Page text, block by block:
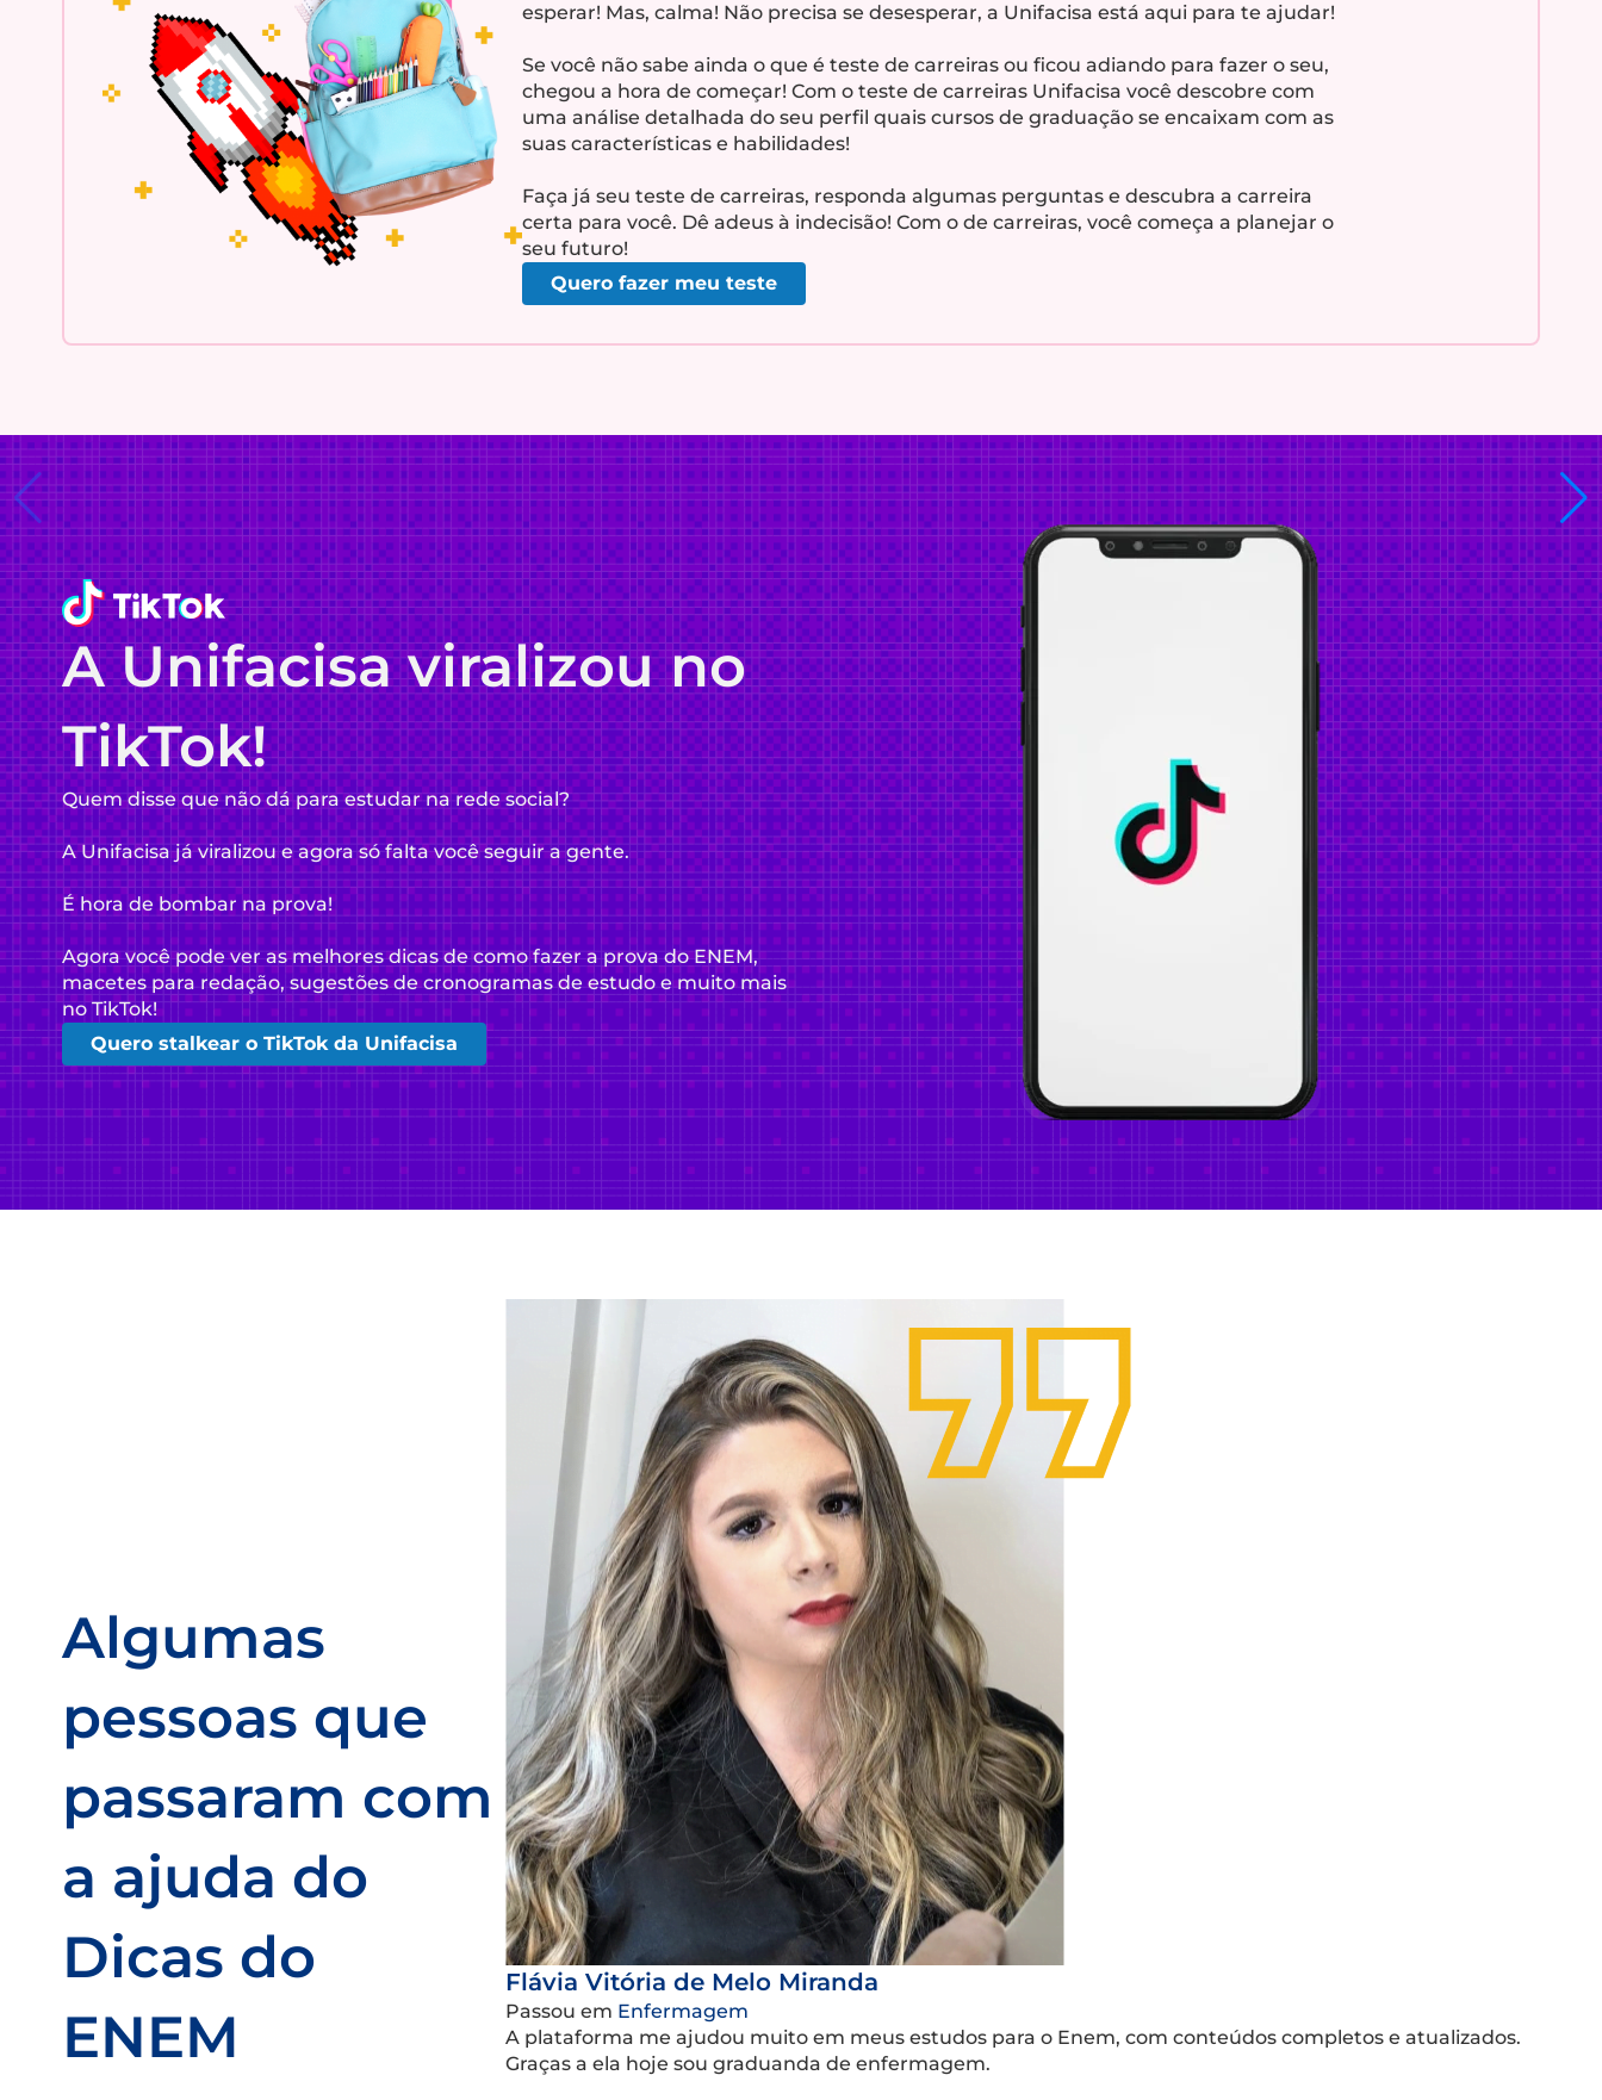
esperar! Mas, calma! Não precisa se desesperar, a Unifacisa está aqui para te ajudar!
Se você não sabe ainda o que é teste de carreiras ou ficou adiando para fazer o seu,
chegou a hora de começar! Com o teste de carreiras Unifacisa você descobre com
uma análise detalhada do seu perfil quais cursos de graduação se encaixam com as
suas características e habilidades!
Faça já seu teste de carreiras, responda algumas perguntas e descubra a carreira
certa para você. Dê adeus à indecisão! Com o de carreiras, você começa a planejar o
seu futuro!
Quero fazer meu teste
A Unifacisa viralizou no
TikTok!
Quem disse que não dá para estudar na rede social?
A Unifacisa já viralizou e agora só falta você seguir a gente.
É hora de bombar na prova!
Agora você pode ver as melhores dicas de como fazer a prova do ENEM,
macetes para redação, sugestões de cronogramas de estudo e muito mais
no TikTok!
Quero stalkear o TikTok da Unifacisa
Algumas
pessoas que
passaram com
a ajuda do
Dicas do
ENEM
Flávia Vitória de Melo Miranda
Passou em Enfermagem
A plataforma me ajudou muito em meus estudos para o Enem, com conteúdos completos e atualizados.
Graças a ela hoje sou graduanda de enfermagem.